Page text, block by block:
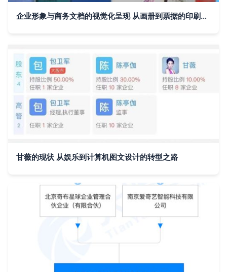
企业形象与商务文档的视觉化呈现 从画册到票据的印刷设计全览
甘薇的现状 从娱乐到计算机图文设计的转型之路